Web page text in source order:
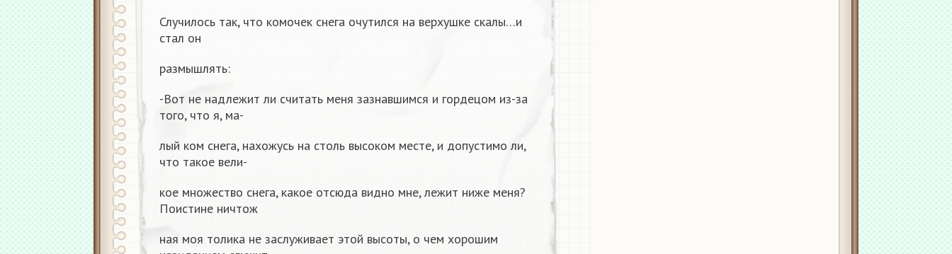
Случилось так, что комочек снега очутился на верхушке скалы…и
стал он
размышлять:
-Вот не надлежит ли считать меня зазнавшимся и гордецом из-за
того, что я, ма-
лый ком снега, нахожусь на столь высоком месте, и допустимо ли,
что такое вели-
кое множество снега, какое отсюда видно мне, лежит ниже меня?
Поистине ничтож
ная моя толика не заслуживает этой высоты, о чем хорошим